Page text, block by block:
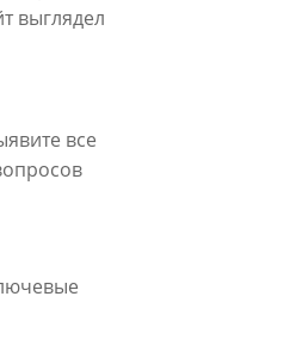
выглядел
все